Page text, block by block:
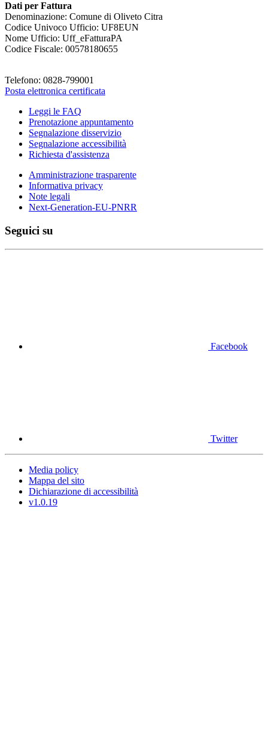
Dati per Fattura
Denominazione: Comune di Oliveto Citra
Codice Univoco Ufficio: UF8EUN
Nome Ufficio: Uff_eFatturaPA
Codice Fiscale: 00578180655
Telefono: 0828-799001
Posta elettronica certificata
Leggi le FAQ
Prenotazione appuntamento
Segnalazione disservizio
Segnalazione accessibilità
Richiesta d'assistenza
Amministrazione trasparente
Informativa privacy
Note legali
Next-Generation-EU-PNRR
Seguici su
Facebook
Twitter
Media policy
Mappa del sito
Dichiarazione di accessibilità
v1.0.19